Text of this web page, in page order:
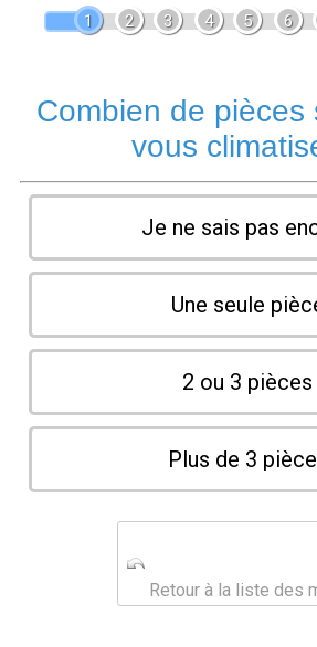
1 2 3 4 5 6
Combien de pièces
vous
Je ne sais pas
Une seule
2 ou 3 pièces
Plus de 3
Retour à la liste des